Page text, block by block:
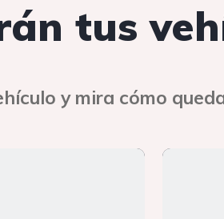
tus
y mira cómo